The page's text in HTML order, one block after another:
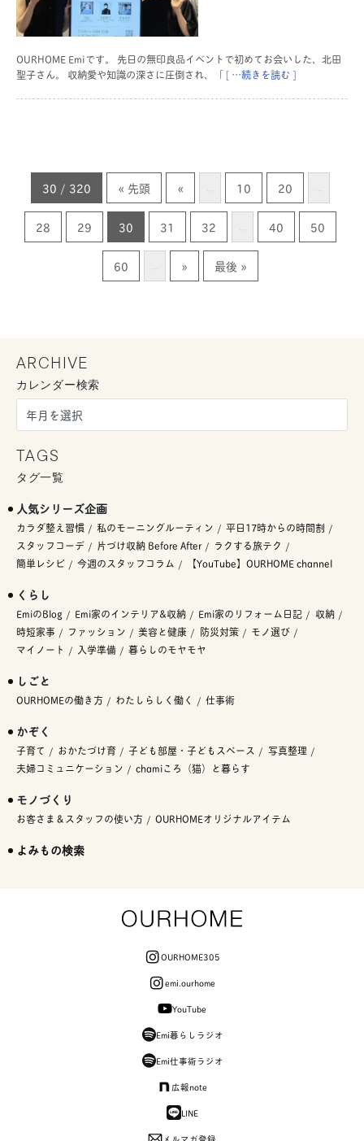
OURHOME Emiです。 先日の無印良品イベントで初めてお会いした、北田
聖子さん。 収納愛や知識の深さに圧倒され、「[ …続きを読む ]
30 / 320 « 先頭 « ... 10 20 ...
28 29 30 31 32 ... 40 50
60 ... » 最後 »
ARCHIVE
カレンダー検索
TAGS
タグ一覧
人気シリーズ企画
カラダ整え習慣 私のモーニングルーティン
平日17時からの時間割
スタッフコーデ
片づけ収納 Before After
ラクする旅テク
簡単レシピ
今週のスタッフコラム 【YouTube】OURHOME channel
くらし
EmiのBlog Emi家のインテリア&収納 Emi家のリフォーム日記
収納
時短家事
ファッション 美容と健康 防災対策
モノ選び
マイノート
入学準備 暮らしのモヤモヤ
しごと
OURHOMEの働き方 わたしらしく働く 仕事術
かぞく
子育て おかたづけ育 子ども部屋・子どもスペース
写真整理
夫婦コミュニケーション
chamiころ（猫）と暮らす
モノづくり
お客さま＆スタッフの使い方 OURHOMEオリジナルアイテム
よみもの検索
OURHOME305
emi.ourhome
YouTube
Emi暮らしラジオ
Emi仕事術ラジオ
広報note
LINE